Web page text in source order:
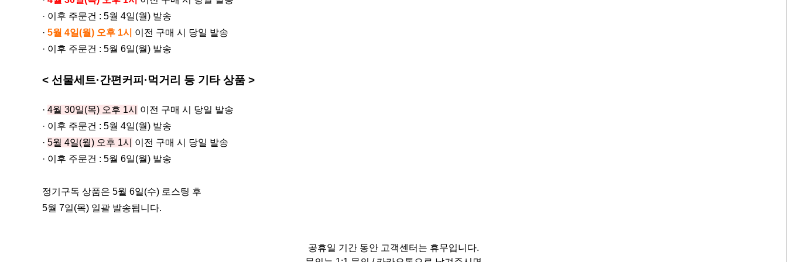
· 이후 주문건 : 5월 4일(월) 발송
· 5월 4일(월) 오후 1시
이전 구매 시 당일 발송
· 이후 주문건 : 5월 6일(월) 발송
< 선물세트·간편커피·먹거리 등 기타 상품 >
· 4월 30일(목) 오후 1시
이전 구매 시 당일 발송
· 이후 주문건 : 5월 4일(월) 발송
· 5월 4일(월) 오후 1시
이전 구매 시 당일 발송
· 이후 주문건 : 5월 6일(월) 발송
정기구독 상품은 5월 6일(수) 로스팅 후
5월 7일(목) 일괄 발송됩니다.
공휴일 기간 동안 고객센터는 휴무입니다.